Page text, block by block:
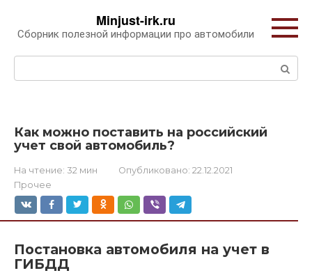
контенту
Minjust-irk.ru
Сборник полезной информации про автомобили
Как можно поставить на российский
учет свой автомобиль?
На чтение: 32 мин Опубликовано: 22.12.2021
Прочее
Постановка автомобиля на учет в
ГИБДД